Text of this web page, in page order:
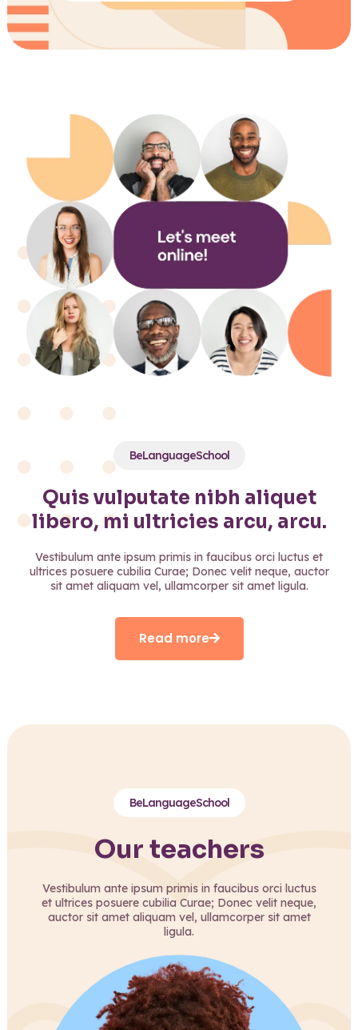
BeLanguageSchool
Quis vulputate nibh aliquet
libero, mi ultricies arcu, arcu.
Vestibulum ante ipsum primis in faucibus orci luctus et
ultrices posuere cubilia Curae; Donec velit neque, auctor
sit amet aliquam vel, ullamcorper sit amet ligula.
Read more
BeLanguageSchool
Our teachers
Vestibulum ante ipsum primis in faucibus orci luctus
et ultrices posuere cubilia Curae; Donec velit neque,
auctor sit amet aliquam vel, ullamcorper sit amet
ligula.